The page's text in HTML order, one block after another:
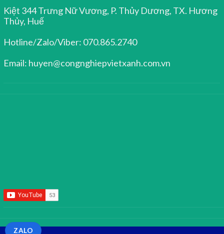
Kiệt 344 Trưng Nữ Vương, P. Thủy Dương, TX. Hương
Thủy, Huế
Hotline/Zalo/Viber: 070.865.2740
Email: huyen@congnghiepvietxanh.com.vn
ZALO